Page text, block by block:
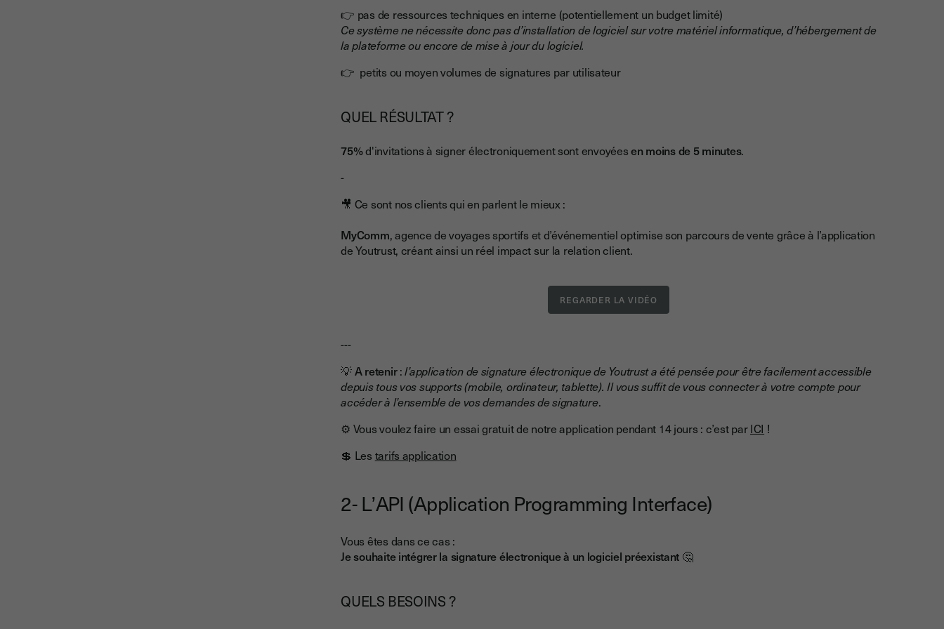
👉 pas de ressources techniques en interne (potentiellement un budget limité)
Ce système ne nécessite donc pas d’installation de logiciel sur votre matériel informatique, d’hébergement de
la plateforme ou encore de mise à jour du logiciel.
👉 petits ou moyen volumes de signatures par utilisateur
QUEL RÉSULTAT ?
75%d'invitations à signer électroniquement sont envoyéesen moins de 5 minutes.
-
🎥 Ce sont nos clients qui en parlent le mieux :
MyComm, agence de voyages sportifs et d’événementiel optimise son parcours de vente grâce à l’application
de Youtrust, créant ainsi un réel impact sur la relation client.
REGARDER LA VIDÉO
---
💡 A retenir:l’application de signature électronique de Youtrust a été pensée pour être facilement accessible
depuis tous vos supports (mobile, ordinateur, tablette). Il vous suffit de vous connecter à votre compte pour
accéder à l’ensemble de vos demandes de signature.
⚙ Vous voulez faire un essai gratuit de notre application pendant 14 jours : c’est parICI !
💲 Les tarifs application
2- L’API (Application Programming Interface)
Vous êtes dans ce cas :
Je souhaite intégrer la signature électronique à un logiciel préexistant 🤔
QUELS BESOINS ?